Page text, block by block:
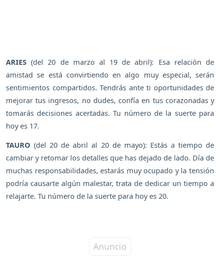
ARIES (del 20 de marzo al 19 de abril): Esa relación de
amistad se está convirtiendo en algo muy especial, serán
sentimientos compartidos. Tendrás ante ti oportunidades de
mejorar tus ingresos, no dudes, confía en tus corazonadas y
tomarás decisiones acertadas. Tu número de la suerte para
hoy es 17.
TAURO (del 20 de abril al 20 de mayo): Estás a tiempo de
cambiar y retomar los detalles que has dejado de lado. Día de
muchas responsabilidades, estarás muy ocupado y la tensión
podría causarte algún malestar, trata de dedicar un tiempo a
relajarte. Tu número de la suerte para hoy es 20.